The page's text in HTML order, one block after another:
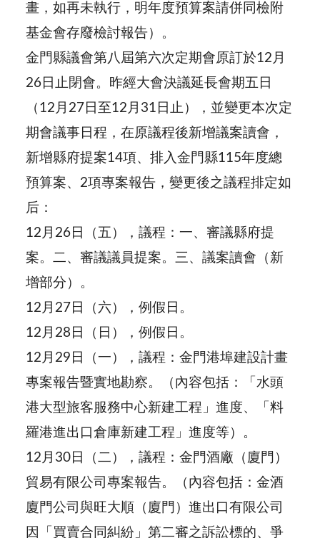
畫，如再未執行，明年度預算案請併同檢附
基金會存廢檢討報告）。
金門縣議會第八屆第六次定期會原訂於12月
26日止閉會。昨經大會決議延長會期五日
（12月27日至12月31日止），並變更本次定
期會議事日程，在原議程後新增議案讀會，
新增縣府提案14項、排入金門縣115年度總
預算案、2項專案報告，變更後之議程排定如
后：
12月26日（五），議程：一、審議縣府提
案。二、審議議員提案。三、議案讀會（新
增部分）。
12月27日（六），例假日。
12月28日（日），例假日。
12月29日（一），議程：金門港埠建設計畫
專案報告暨實地勘察。（內容包括：「水頭
港大型旅客服務中心新建工程」進度、「料
羅港進出口倉庫新建工程」進度等）。
12月30日（二），議程：金門酒廠（廈門）
貿易有限公司專案報告。（內容包括：金酒
廈門公司與旺大順（廈門）進出口有限公司
因「買賣合同糾紛」第二審之訴訟標的、爭